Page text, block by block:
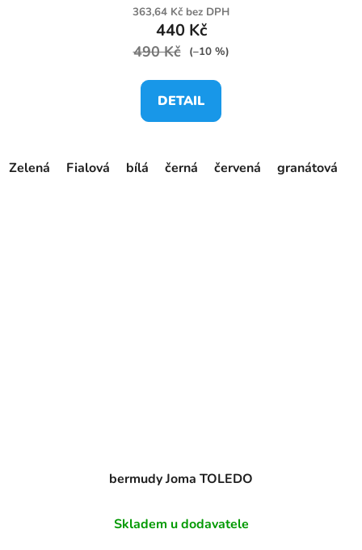
363,64 Kč bez DPH
440 Kč
490 Kč (–10 %)
DETAIL
Zelená Fialová bílá černá červená granátová
bermudy Joma TOLEDO
Skladem u dodavatele